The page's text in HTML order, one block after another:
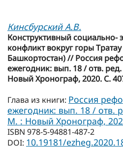
Кинсбурский А.В.
Конструктивный социально-
конфликт вокруг горы
Башкортостан) // Россия
ежегодник: вып. 18 / отв.
Новый Хронограф, 2020. С.
Глава из книги: Россия
ежегодник: вып. 18 / отв.
М. : Новый Хронограф,
ISBN 978-5-94881-487-2
DOI: 10.19181/